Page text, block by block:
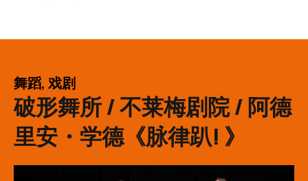
表演类别
舞蹈, 戏剧
破形舞所 / 不莱梅剧院 / 阿德
里安・学德《脉律趴! 》